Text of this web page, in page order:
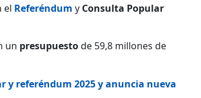
el Referéndum y Consulta Popular
un presupuestode 59,8 millones de
y referéndum 2025 y anuncia nueva